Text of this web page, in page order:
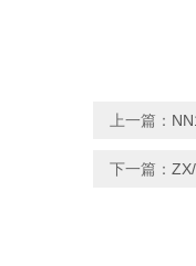
上一篇：
下一篇：